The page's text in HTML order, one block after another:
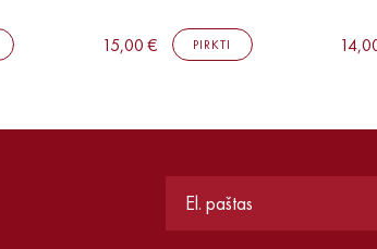
15,00 € PIRKTI